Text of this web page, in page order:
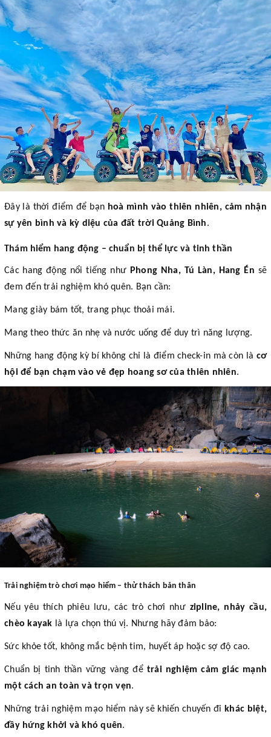
Đây là thời điểm để bạn hoà mình vào thiên nhiên, cảm nhận
sự yên bình và kỳ diệu của đất trời Quảng Bình.
Thám hiểm hang động – chuẩn bị thể lực và tinh thần
Các hang động nổi tiếng như Phong Nha, Tú Làn, Hang Én sẽ
đem đến trải nghiệm khó quên. Bạn cần:
Mang giày bám tốt, trang phục thoải mái.
Mang theo thức ăn nhẹ và nước uống để duy trì năng lượng.
Những hang động kỳ bí không chỉ là điểm check-in mà còn là cơ
hội để bạn chạm vào vẻ đẹp hoang sơ của thiên nhiên.
Trải nghiệm trò chơi mạo hiểm – thử thách bản thân
Nếu yêu thích phiêu lưu, các trò chơi như zipline, nhảy cầu,
chèo kayak là lựa chọn thú vị. Nhưng hãy đảm bảo:
Sức khỏe tốt, không mắc bệnh tim, huyết áp hoặc sợ độ cao.
Chuẩn bị tinh thần vững vàng để trải nghiệm cảm giác mạnh
một cách an toàn và trọn vẹn.
Những trải nghiệm mạo hiểm này sẽ khiến chuyến đi khác biệt,
đầy hứng khởi và khó quên.